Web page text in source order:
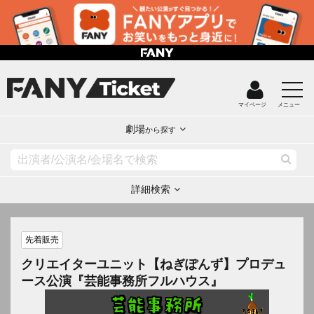
マイページ メニュー
劇場から探す
詳細検索
先着販売
クリエイターユニット【ねぎぽんず】プロデュ
ース公演『芸能事務所フルハウス』